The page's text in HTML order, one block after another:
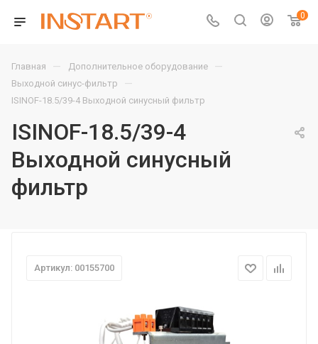
0
Главная — Дополнительное оборудование —
Выходной синус-фильтр —
ISINOF-18.5/39-4 Выходной синусный фильтр
ISINOF-18.5/39-4
Выходной синусный
фильтр
Артикул: 00155700